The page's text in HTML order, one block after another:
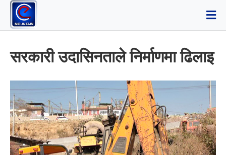
सरकारी उदासिनताले निर्माणमा ढिलाइ